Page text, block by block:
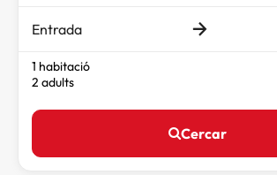
Entrada
1 habitació
2 adults
Cercar